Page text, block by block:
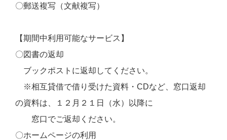
〇郵送複写（文献複写）
【期間中利用可能なサービス】
〇図書の返却
ブックポストに返却してください。
※相互貸借で借り受けた資料・CDなど、窓口返却
の資料は、１２月２１日（水）以降に
窓口でご返却ください。
〇ホームページの利用